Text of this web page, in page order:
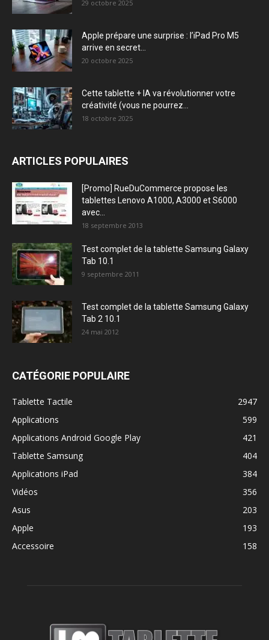
29 octobre 2025
Apple prépare une surprise : l’iPad Pro M5
arrive en secret...
20 octobre 2025
Cette tablette + IA va révolutionner votre
créativité (vous ne pourrez...
18 octobre 2025
ARTICLES POPULAIRES
[Promo] RueDuCommerce propose les
tablettes Lenovo A1000, A3000 et S6000
avec...
18 septembre 2013
Test complet de la tablette Samsung Galaxy
Tab 10.1
9 septembre 2011
Test complet de la tablette Samsung Galaxy
Tab 2 10.1
24 mai 2012
CATÉGORIE POPULAIRE
Tablette Tactile
2947
Applications
599
Applications Android Google Play
421
Tablette Samsung
404
Applications iPad
384
Vidéos
356
Asus
203
Apple
193
Accessoire
158